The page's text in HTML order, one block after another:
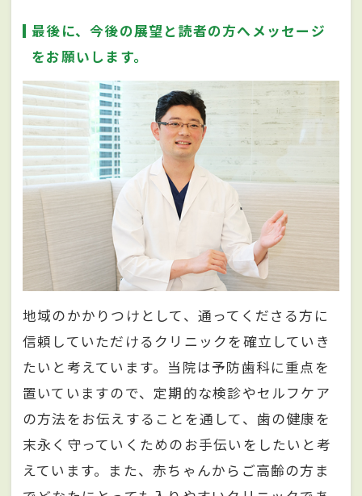
最後に、今後の展望と読者の方へメッセージ
をお願いします。
地域のかかりつけとして、通ってくださる方に
信頼していただけるクリニックを確立していき
たいと考えています。当院は予防歯科に重点を
置いていますので、定期的な検診やセルフケア
の方法をお伝えすることを通して、歯の健康を
末永く守っていくためのお手伝いをしたいと考
えています。また、赤ちゃんからご高齢の方ま